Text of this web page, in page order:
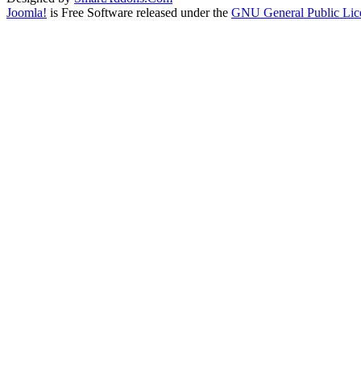
Joomla! is Free Software released under the GNU General Public